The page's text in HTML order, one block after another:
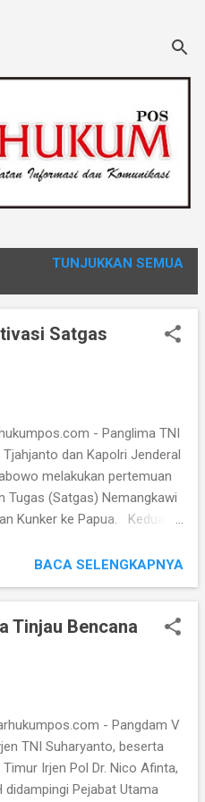
TUNJUKKAN SEMUA
Satgas
- Panglima TNI
dan Kapolri Jenderal
melakukan pertemuan
Tugas (Satgas) Nemangkawi
Kunker ke Papua. Kedua
dan membakar semangat
Menurut Panglima
dalam setiap
yaitu kerjasama antara
komunikasi
kegiatan yang telah
tidak dilakukan bersama sama,
Koordinasi dan Kolaborasi
tutur Panglima TNI di
TNI/Polri yang tergabung
BACA SELENGKAPNYA
Tinjau Bencana
- Pangdam V
TNI Suharyanto, beserta
Irjen Pol Dr. Nico Afinta,
didampingi Pejabat Utama